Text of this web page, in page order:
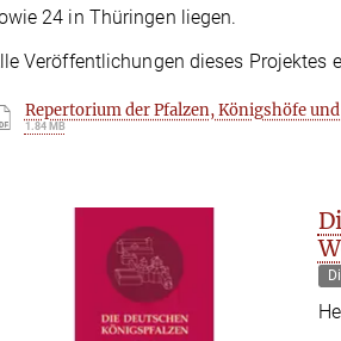
24 in Thüringen liegen.
Veröffentlichungen dieses Projektes
Repertorium der Pfalzen, Königshöfe
1.84 MB